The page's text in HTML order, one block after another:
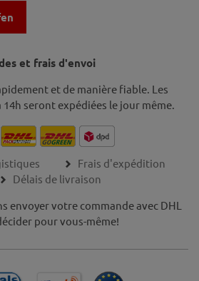
et frais d'envoi
et de manière fiable. Les
seront expédiées le jour même.
Frais d'expédition
Délais de livraison
envoyer votre commande avec DHL
pour vous-même!